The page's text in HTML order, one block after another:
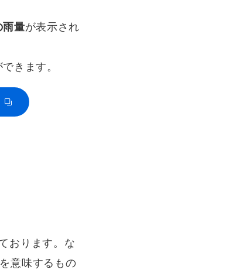
雨量が表示され
きます。
おります。な
意味するもの